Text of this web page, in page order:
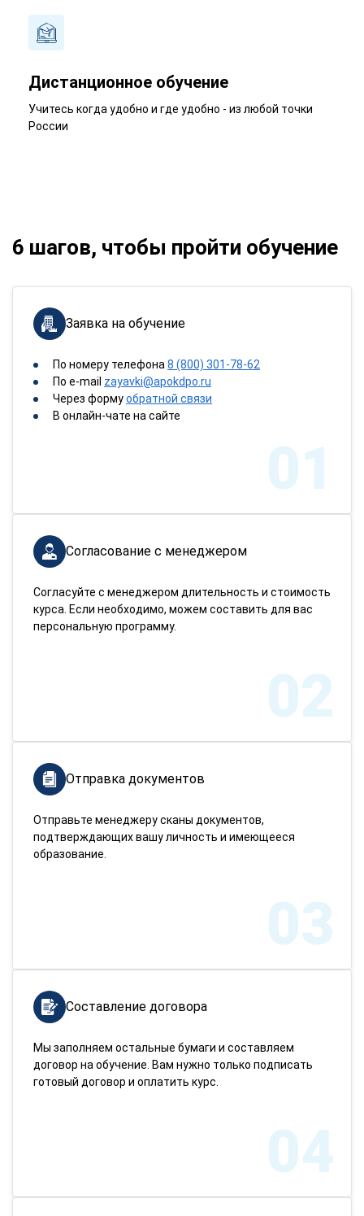
Дистанционное обучение
Учитесь когда удобно и где удобно - из любой точки
России
6 шагов, чтобы пройти обучение
Заявка на обучение
По номеру телефона8 (800) 301-78-62
По e-mail zayavki@apokdpo.ru
Через формуобратной связи
В онлайн-чате на сайте
01
Согласование с менеджером
Согласуйте с менеджером длительность и стоимость
курса. Если необходимо, можем составить для вас
персональную программу.
02
Отправка документов
Отправьте менеджеру сканы документов,
подтверждающих вашу личность и имеющееся
образование.
03
Составление договора
Мы заполняем остальные бумаги и составляем
договор на обучение. Вам нужно только подписать
готовый договор и оплатить курс.
04